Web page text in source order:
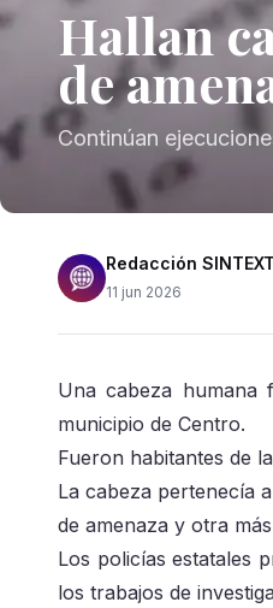
Hallan
de
Continúan
Redacción
11 jun 2026
Una cabeza humana
municipio de Centro.
Fueron habitantes de
La cabeza pertenecía
de amenaza y otra
Los policías estatales
los trabajos de